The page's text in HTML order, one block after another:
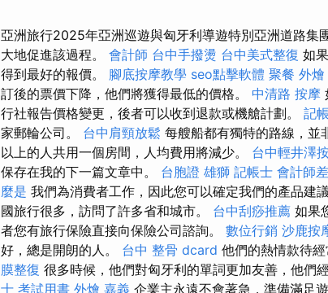
亞洲旅行2025年亞洲巡遊與匈牙利導遊特別亞洲道路集
大地促進該過程。 會計師 台中手撥燙 台中美式整復 如
得到最好的報價。 腳底按摩教學 seo點擊軟體 聚餐 外燴
訂後的票價下降，他們將獲得最低的價格。 中清路 按摩
行社報告價格變更，後者可以收到退款或機艙計劃。 記
家郵輪公司。 台中肩頸放鬆 每艘船都有獨特的路線，並
以上的人共用一個房間，人均費用將減少。 台中輕井澤
保存在我的下一篇文章中。 台胞證 雄獅 記帳士 會計師
麼是 我們為消費者工作，因此您可以確定我們的產品建
國旅行很多，訪問了許多省和城市。 台中刮痧推薦 如果
者您有旅行保險直接向保險公司諮詢。 數位行銷 沙鹿按
好，總是開朗的人。 台中 整骨 dcard 他們的熱情款待
膜整復 很多時候，他們對匈牙利的單詞更加友善，他們
士 考試用書 外燴 嘉義 企業主永遠不會著急，準備滿足